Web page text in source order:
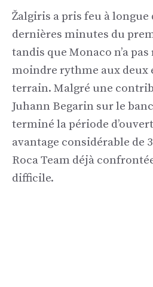
Žalgiris a pris feu à longue
dernières minutes du
tandis que Monaco n’a
moindre rythme aux deux
terrain. Malgré une
Juhann Begarin sur le
terminé la période
avantage considérable de
Roca Team déjà
difficile.